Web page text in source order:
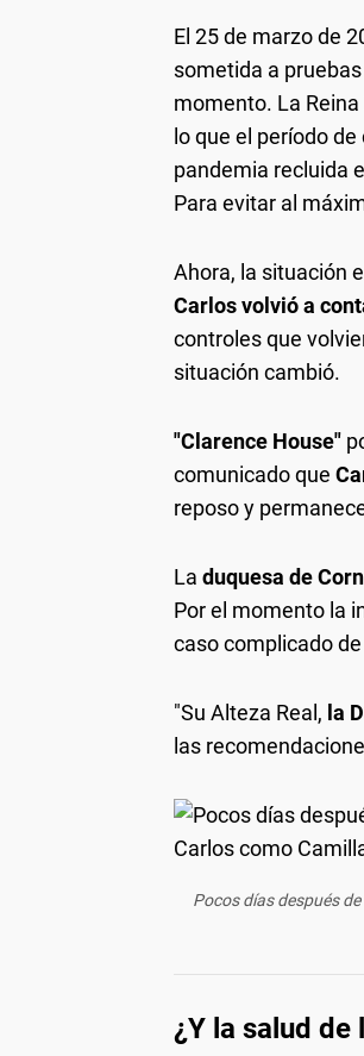
El 25 de marzo de
sometida a
momento. La Reina
lo que el período
pandemia recluida
Para evitar al
Ahora, la situación
Carlos volvió a
controles que
situación cambió.
"Clarence House"
comunicado que
reposo y
La duquesa de
Por el momento la
caso complicado
"Su Alteza Real, la
las
Pocos días después
¿Y la salud de